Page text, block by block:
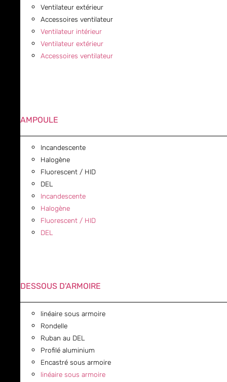
Ventilateur extérieur
Accessoires ventilateur
Ventilateur intérieur
Ventilateur extérieur
Accessoires ventilateur
AMPOULE
Incandescente
Halogène
Fluorescent / HID
DEL
Incandescente
Halogène
Fluorescent / HID
DEL
DESSOUS D'ARMOIRE
linéaire sous armoire
Rondelle
Ruban au DEL
Profilé aluminium
Encastré sous armoire
linéaire sous armoire